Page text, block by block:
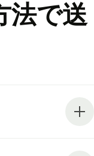
法で送